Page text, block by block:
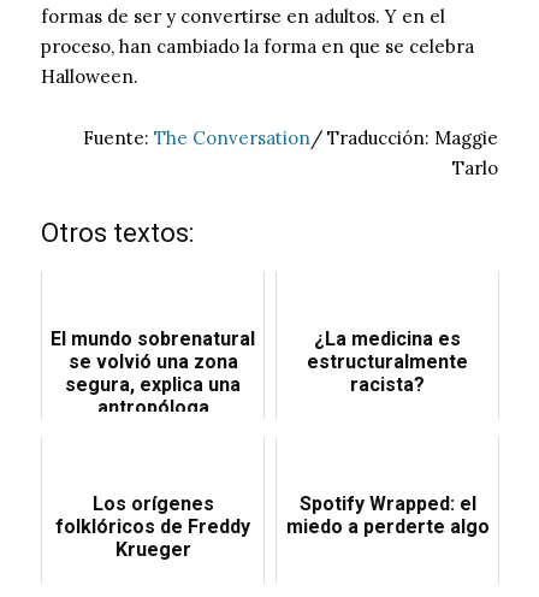
formas de ser y convertirse en adultos. Y en el
proceso, han cambiado la forma en que se celebra
Halloween.
Fuente: The Conversation/ Traducción: Maggie
Tarlo
Otros textos:
El mundo sobrenatural
se volvió una zona
segura, explica una
antropóloga
¿La medicina es
estructuralmente
racista?
Los orígenes
folklóricos de Freddy
Krueger
Spotify Wrapped: el
miedo a perderte algo